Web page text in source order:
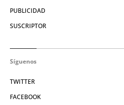
PUBLICIDAD
SUSCRIPTOR
Síguenos
TWITTER
FACEBOOK